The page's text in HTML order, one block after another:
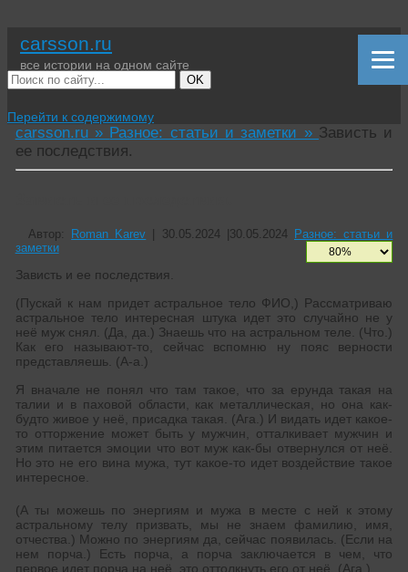
carsson.ru
все истории на одном сайте
OK
Перейти к содержимому
carsson.ru » Разное: статьи и заметки » Зависть и
ее последствия.
Автор: Roman Karev | 30.05.2024 |30.05.2024 Разное: статьи и
заметки
Зависть и ее последствия.
(Пускай к нам придет астральное тело ФИО,) Рассматриваю
астральное тело интересная штука идет это случайно не у
неё муж снял. (Да, да.) Знаешь что на астральном теле. (Что.)
Как его называют-то, сейчас вспомню ну пояс верности
представляешь. (А-а.)
Я вначале не понял что там такое, что за ерунда такая на
талии и в паховой области, как металлическая, но она как-
будто живое у неё, присадка такая. (Ага.) И видать идет какое-
то отторжение может быть у мужчин, отталкивает мужчин и
этим питается эмоции что вот муж как-бы отвернулся от неё.
Но это не его вина мужа, тут какое-то идет воздействие такое
интересное.
(А ты можешь по энергиям и мужа в месте с ней к этому
астральному телу призвать, мы не знаем фамилию, имя,
отчества.) Можно по энергиям да, сейчас появилась. (Если на
нем порча.) Есть порча, а порча заключается в чем, что
первое идет порча на неё, это оттолкнуть его от неё. (Ага.)